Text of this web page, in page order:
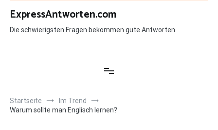
Zum
Inhalt
springen
ExpressAntworten.com
Die schwierigsten Fragen bekommen gute Antworten
Startseite
Im Trend
Warum sollte man Englisch lernen?